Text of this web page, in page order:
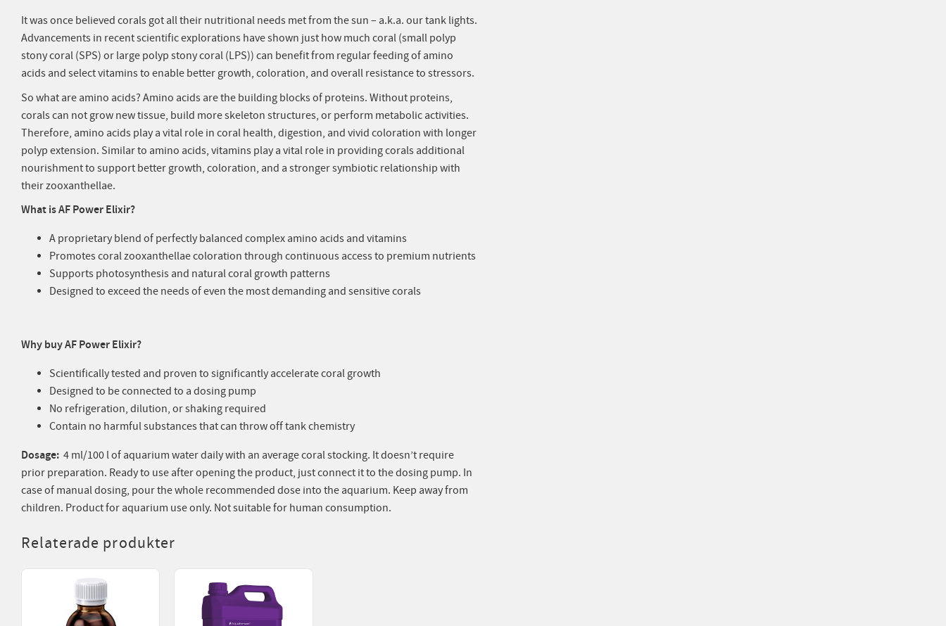
It was once believed corals got all their nutritional needs met from the sun – a.k.a. our tank lights.
Advancements in recent scientific explorations have shown just how much coral (small polyp
stony coral (SPS) or large polyp stony coral (LPS)) can benefit from regular feeding of amino
acids and select vitamins to enable better growth, coloration, and overall resistance to stressors.
So what are amino acids? Amino acids are the building blocks of proteins. Without proteins,
corals can not grow new tissue, build more skeleton structures, or perform metabolic activities.
Therefore, amino acids play a vital role in coral health, digestion, and vivid coloration with longer
polyp extension. Similar to amino acids, vitamins play a vital role in providing corals additional
nourishment to support better growth, coloration, and a stronger symbiotic relationship with
their zooxanthellae.
What is AF Power Elixir?
A proprietary blend of perfectly balanced complex amino acids and vitamins
Promotes coral zooxanthellae coloration through continuous access to premium nutrients
Supports photosynthesis and natural coral growth patterns
Designed to exceed the needs of even the most demanding and sensitive corals
Why buy AF Power Elixir?
Scientifically tested and proven to significantly accelerate coral growth
Designed to be connected to a dosing pump
No refrigeration, dilution, or shaking required
Contain no harmful substances that can throw off tank chemistry
Dosage: 4 ml/100 l of aquarium water daily with an average coral stocking. It doesn’t require
prior preparation. Ready to use after opening the product, just connect it to the dosing pump. In
case of manual dosing, pour the whole recommended dose into the aquarium. Keep away from
children. Product for aquarium use only. Not suitable for human consumption.
Relaterade produkter